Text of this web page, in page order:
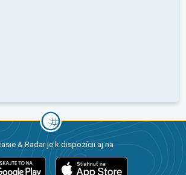
& Radar je k dispozícii aj na